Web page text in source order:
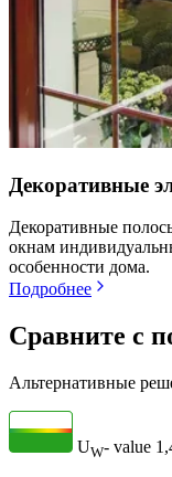
Декоративные
Декоративные
окнам
особенности дома.
Подробнее
Сравните с
Альтернативные
UW- value